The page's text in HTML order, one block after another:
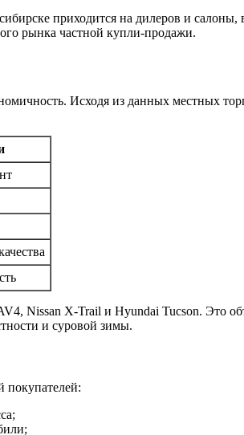
приходится на дилеров и
рынка частной купли-продажи.
Исходя из данных местных
Nissan X-Trail и Hyundai Tucson. Это
и суровой зимы.
покупателей: